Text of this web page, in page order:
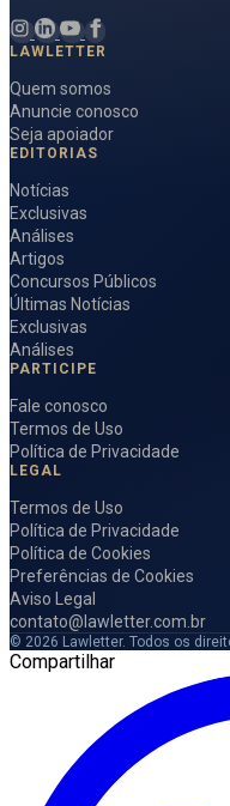
LAWLETTER
Quem somos
Anuncie conosco
Seja apoiador
EDITORIAS
Notícias
Exclusivas
Análises
Artigos
Concursos Públicos
Últimas Notícias
Exclusivas
Análises
PARTICIPE
Fale conosco
Termos de Uso
Política de Privacidade
LEGAL
Termos de Uso
Política de Privacidade
Política de Cookies
Preferências de Cookies
Aviso Legal
contato@lawletter.com.br
© 2026 Lawletter. Todos os
Compartilhar